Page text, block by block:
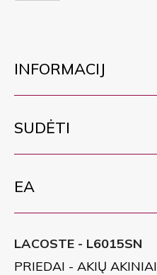
INFORMACIJ
SUDĖTI
EA
LACOSTE - L6015SN
PRIEDAI - AKIŲ AKINIAI